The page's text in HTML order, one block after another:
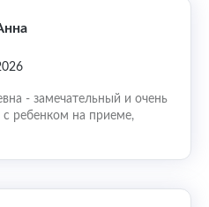
- замечательный и очень
ребенком на приеме,